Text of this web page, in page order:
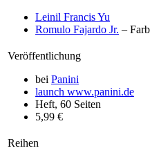
Leinil Francis Yu
Romulo Fajardo Jr. –
Veröffentlichung
bei Panini
launch www.panini.de
Heft, 60 Seiten
5,99 €
Reihen